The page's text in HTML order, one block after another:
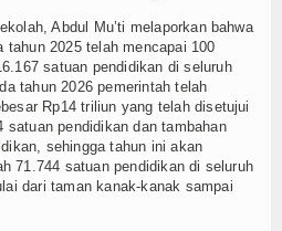
MBG: Sanksi Tutup Permanen jika
Politik, Membawa Mimpi Besar
Abdul Mu’ti melaporkan bahwa
2025 telah mencapai 100
satuan pendidikan di seluruh
tahun 2026 pemerintah telah
Rp14 triliun yang telah disetujui
satuan pendidikan dan tambahan
sehingga tahun ini akan
71.744 satuan pendidikan di seluruh
dari taman kanak-kanak sampai